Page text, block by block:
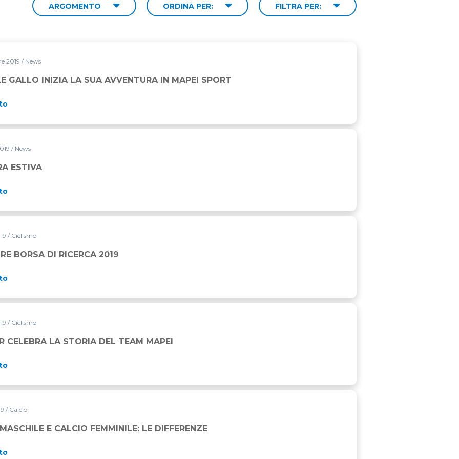
ARGOMENTO ORDINA PER: FILTRA PER:
AVVENTURA IN MAPEI SPORT
2019 / News
GALLO INIZIA LA SUA AVVENTURA IN MAPEI SPORT
/ News
ESTIVA
2019
/ Ciclismo
BORSA DI RICERCA 2019
DEL TEAM MAPEI
/ Ciclismo
CELEBRA LA STORIA DEL TEAM MAPEI
LE DIFFERENZE
/ Calcio
E CALCIO FEMMINILE: LE DIFFERENZE